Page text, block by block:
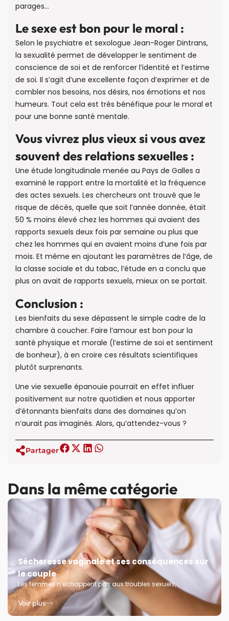
parages…
Le sexe est bon pour le moral :
Selon le psychiatre et sexologue Jean-Roger Dintrans,
la sexualité permet de développer le sentiment de
conscience de soi et de renforcer l’identité et l’estime
de soi. Il s’agit d’une excellente façon d’exprimer et de
combler nos besoins, nos désirs, nos émotions et nos
humeurs. Tout cela est très bénéfique pour le moral et
pour une bonne santé mentale.
Vous vivrez plus vieux si vous avez
souvent des relations sexuelles :
Une étude longitudinale menée au Pays de Galles a
examiné le rapport entre la mortalité et la fréquence
des actes sexuels. Les chercheurs ont trouvé que le
risque de décès, quelle que soit l’année donnée, était
50 % moins élevé chez les hommes qui avaient des
rapports sexuels deux fois par semaine ou plus que
chez les hommes qui en avaient moins d’une fois par
mois. Et même en ajoutant les paramètres de l’âge, de
la classe sociale et du tabac, l’étude en a conclu que
plus on avait de rapports sexuels, mieux on se portait.
Conclusion :
Les bienfaits du sexe dépassent le simple cadre de la
chambre à coucher. Faire l’amour est bon pour la
santé physique et morale (l’estime de soi et sentiment
de bonheur), à en croire ces résultats scientifiques
plutôt surprenants.
Une vie sexuelle épanouie pourrait en effet influer
positivement sur notre quotidien et nous apporter
d’étonnants bienfaits dans des domaines qu’on
n’aurait pas imaginés. Alors, qu’attendez-vous ?
Partager
Dans la même catégorie
Sécheresse vaginale et ses conséquences sur
le couple
Les femmes n’échappent pas aux troubles sexuels,
Voir plus